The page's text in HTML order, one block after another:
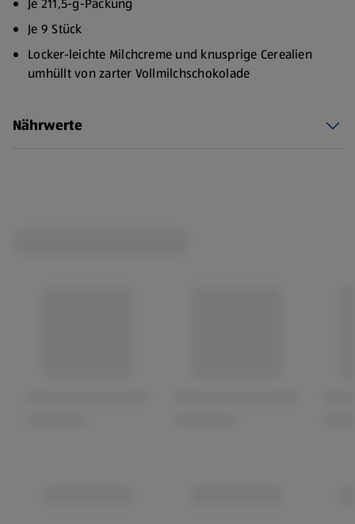
Je 9 Stück
Locker-leichte Milchcreme und knusprige Cerealien
umhüllt von zarter Vollmilchschokolade
Feiner Schokoriegel mit einer Füllung aus Milchcreme
Nährwerte